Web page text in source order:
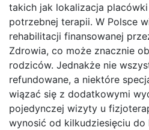
takich jak lokalizacja
potrzebnej terapii. W Polsce
rehabilitacji finansowanej
Zdrowia, co może znacznie
rodziców. Jednakże nie
refundowane, a niektóre
wiązać się z dodatkowymi
pojedynczej wizyty u
wynosić od kilkudziesięciu do